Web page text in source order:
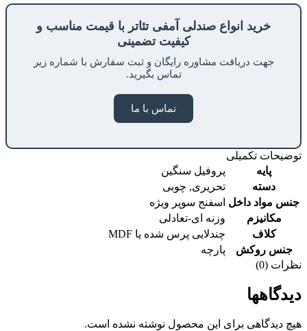
خرید انواع صندلی آمفی تئاتر با قیمت مناسب و
کیفیت تضمینی
جهت دریافت مشاوره رایگان و ثبت سفارش با شماره زیر
تماس بگیرید.
تماس با ما
توضیحات تکمیلی
پایه
پروفیل سنگین
دسته
تحریری, چوبی
جنس مواد داخل اسفنج سوپر ویژه
مکانیزم
وزنه ای-تعادلی
کلاف
چندلایی پرس شده یا MDF
جنس روکش
پارچه
نظرات (0)
دیدگاهها
هیچ دیدگاهی برای این محصول نوشته نشده است.